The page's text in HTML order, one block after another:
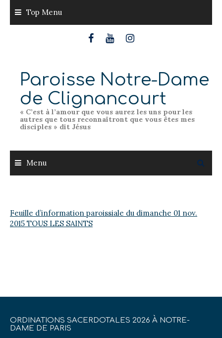
content
Top Menu
Paroisse Notre-Dame
de Clignancourt
« C’est à l’amour que vous aurez les uns pour les
autres que tous reconnaîtront que vous êtes mes
disciples » dit Jésus
Menu
Feuille d’information paroissiale du dimanche 01 nov.
2015 TOUS LES SAINTS
ORDINATIONS SACERDOTALES 2026 À NOTRE-
DAME DE PARIS